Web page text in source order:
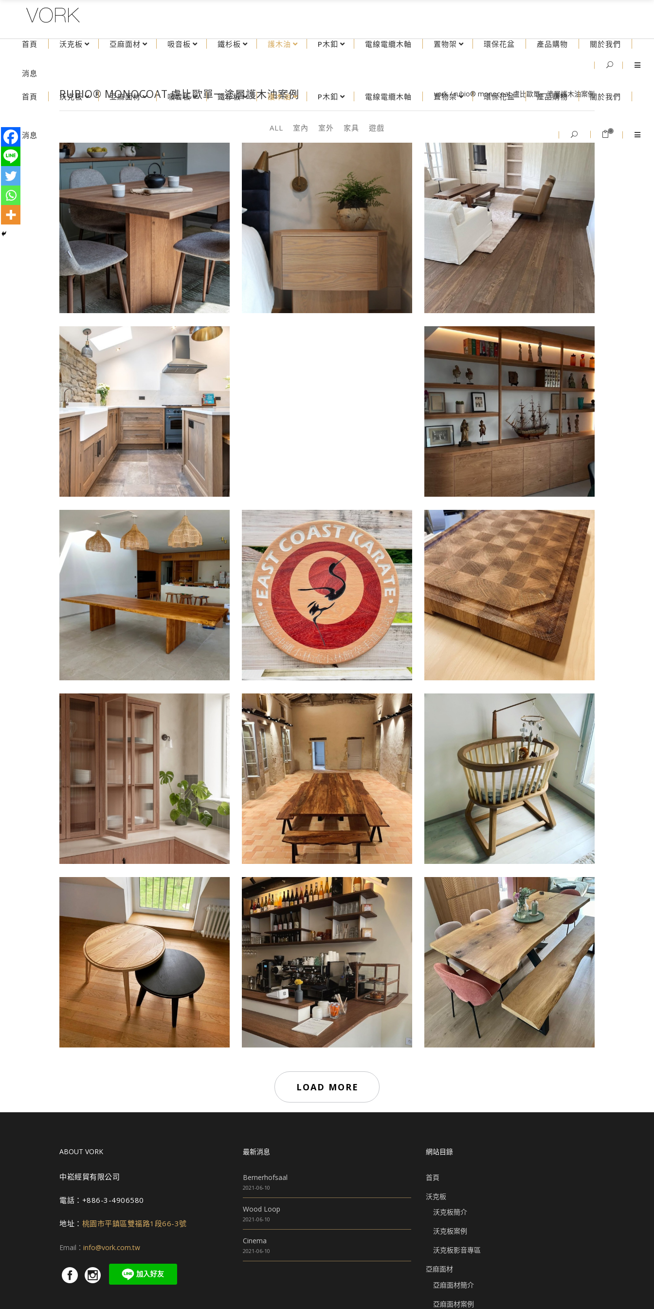
首頁 沃克板 亞麻面材 吸音板 鐵杉板 護木油 P木釦 電線電纜木軸 置物架 環保花盆 產品購物 關於我們
消息 0
首頁 沃克板 亞麻面材 吸音板 鐵杉板 護木油 P木釦 電線電纜木軸 置物架 環保花盆 產品購物 關於我們
消息
RUBIO® MONOCOAT 盧比歐單一塗層護木油案例 vork/rubio® monocoat 盧比歐單一塗層護木油案例
ALL 室內 室外 家具 遊戲
桌子 | JUMI_DECOR | 法國
Rubio® Monocoat , 家具
床頭櫃 | REDEFINED
WOODWORKING CO. | 美國
Rubio® Monocoat,室內 ,家具
木地板 | FLOORDESIGN | 比利時
Rubio® Monocoat 室內 ,家具
廚具櫃體 | MARK JAMES KITCHENS |
英國
Rubio® Monocoat
書架 | L’ATELIER AMAC | 普羅旺斯
Rubio® Monocoat,家具
長桌 | D-COSTA | 法國
Rubio® Monocoat,家具
木雕牌匾 | STEPHEN LONGOLUCCO
| 美國
Rubio® Monocoat , 家具
切菜板 | MØBELSNEKKER BEHRNS |
挪威
Rubio® Monocoat,家具
櫥櫃 | STUDIO-TELLER | 英國
Rubio® Monocoat,家具
FINESSBOIS ÉBÉNISTERIE | 接待桌
+長凳 | 法國
Rubio® Monocoat,家具
MOME SEBASTIEN | 嬰兒床 | 法國
Rubio® Monocoat,家具
咖啡桌 | SIMPLE D’ESPRIT
Rubio® Monocoat
咖啡櫃台 | ATELIER GILBERT | 法國
Rubio® Monocoat,家具
餐桌 | AJ-CREATIONS | 比利時
Rubio® Monocoat,家具
LOAD MORE
ABOUT VORK
中崧經貿有限公司
電話：+886-3-4906580
地址： 桃園市平鎮區雙福路1段66-3號
Email： info@vork.com.tw
最新消息
Bernerhofsaal
2021-06-10
Wood Loop
2021-06-10
Cinema
2021-06-10
網站目錄
首頁
沃克板
沃克板簡介
沃克板案例
沃克板影音專區
亞麻面材
亞麻面材簡介
亞麻面材案例